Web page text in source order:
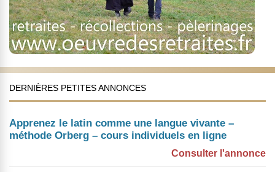
DERNIÈRES PETITES ANNONCES
Apprenez le latin comme une langue vivante –
méthode Orberg – cours individuels en ligne
Consulter l'annonce